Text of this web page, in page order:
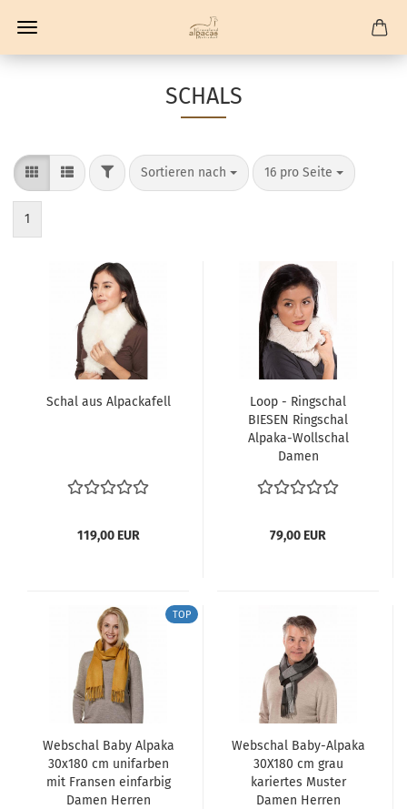
SCHALS
FILTERSortieren nach
Sortieren nach 16 pro Seite
pro Seite
1
Schal aus Alpackafell
119,00 EUR
Loop - Ringschal
BIESEN Ringschal
Alpaka-Wollschal
Damen
79,00 EUR
TOP
Webschal Baby Alpaka
30x180 cm unifarben
mit Fransen einfarbig
Damen Herren
Webschal Baby-Alpaka
30X180 cm grau
kariertes Muster
Damen Herren